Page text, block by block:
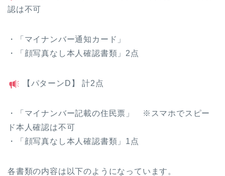
認は不可
・「マイナンバー通知カード」
・「顔写真なし本人確認書類」2点
【パターンD】 計2点
・「マイナンバー記載の住民票」 ※スマホでスピー
ド本人確認は不可
・「顔写真なし本人確認書類」1点
各書類の内容は以下のようになっています。